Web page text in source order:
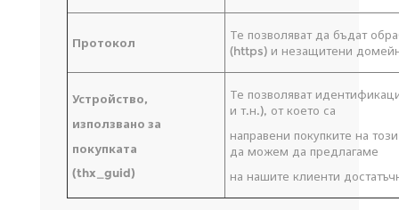
Протокол
Те позволяват да бъдат
(https) и незащитени
Устройство,
използвано за
покупката
(thx_guid)
Те позволяват
и т.н.), от което са
направени покупките на
да можем да предлагаме
на нашите клиенти